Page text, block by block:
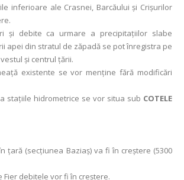
inferioare ale Crasnei, Barcăului și Crișurilor
și debite ca urmare a precipitațiilor slabe
apei din stratul de zăpadă se pot înregistra pe
și centrul țării.
existente se vor menține fără modificări
staţiile hidrometrice se vor situa sub COTELE
ţară (secţiunea Baziaş) va fi în creștere (5300
Fier debitele vor fi în creștere.